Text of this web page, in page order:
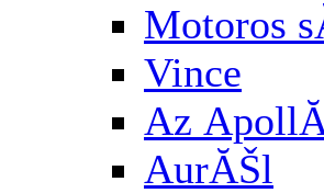
Motoros
Vince
Az
AurĂŠl